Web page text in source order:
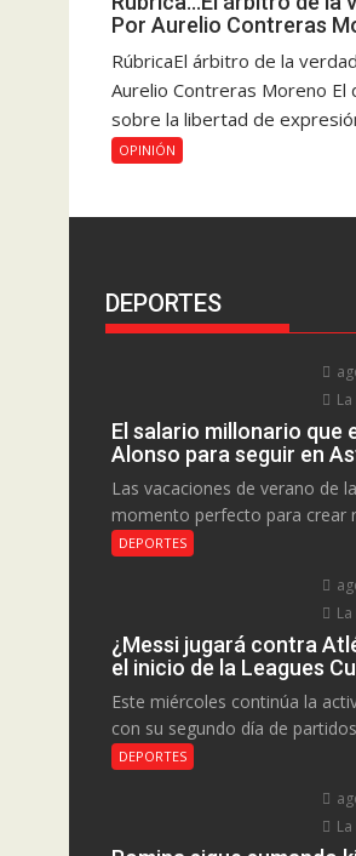
Por Aurelio Contreras
RúbricaEl árbitro de la
Aurelio Contreras Moreno El
sobre la libertad de
OPINIÓN
DEPORTES
El salario millonario que
Alonso para seguir en
Las vacaciones de verano de
momento perfecto para crear
DEPORTES
¿Messi jugará contra
el inicio de la Leagues
Este miércoles continúa la
con su segundo día de
DEPORTES